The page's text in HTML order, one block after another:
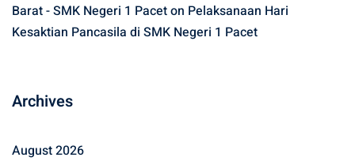
Barat - SMK Negeri 1 Paceton Pelaksanaan Hari
Kesaktian Pancasila di SMK Negeri 1 Pacet
Archives
August 2026